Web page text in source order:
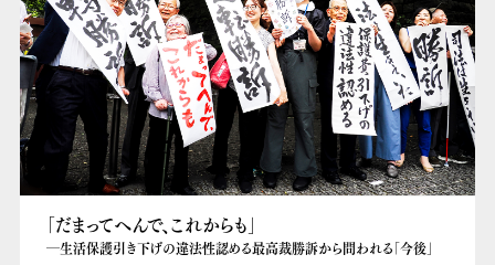
「だまってへんで、これからも」
―生活保護引き下げの違法性認める最高裁勝訴から問われる「今後」